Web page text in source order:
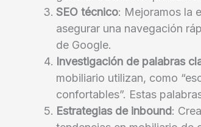
SEO técnico: Mejoramos la
asegurar una navegación
de Google.
Investigación de palabras
mobiliario utilizan, como
confortables”. Estas
Estrategias de inbound: